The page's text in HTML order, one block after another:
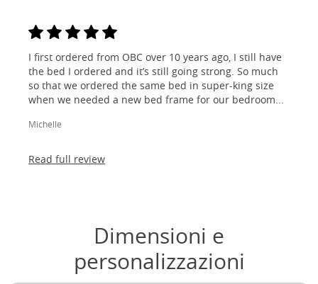
I first ordered from OBC over 10 years ago, I still have
the bed I ordered and it’s still going strong. So much
so that we ordered the same bed in super-king size
when we needed a new bed frame for our bedroom...
Michelle
Read full review
Dimensioni e
personalizzazioni